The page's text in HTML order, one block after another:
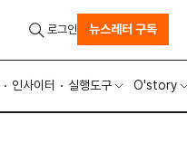
인사이터 실행도구 O'story
로그인 뉴스레터 구독